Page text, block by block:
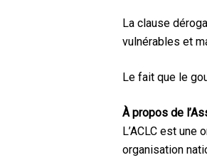
La clause
vulnérables et
Le fait que le
À propos de
L’ACLC est
organisation